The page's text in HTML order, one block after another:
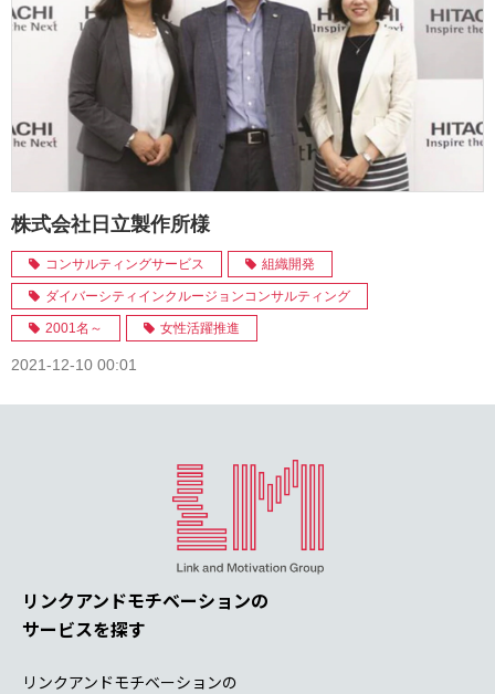
株式会社日立製作所様
コンサルティングサービス 組織開発
ダイバーシティインクルージョンコンサルティング
2001名～ 女性活躍推進
2021-12-10 00:01
リンクアンドモチベーションの
サービスを探す
リンクアンドモチベーションの